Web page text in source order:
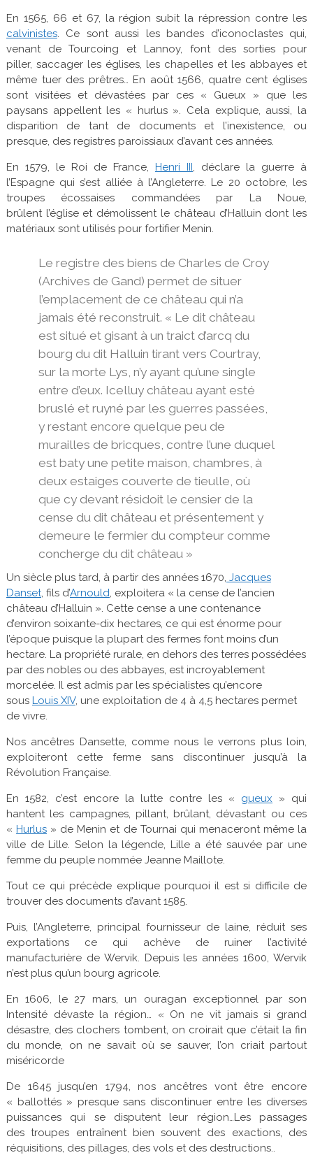
En 1565, 66 et 67, la région subit la répression contre les
calvinistes. Ce sont aussi les bandes d’iconoclastes qui,
venant de Tourcoing et Lannoy, font des sorties pour
piller, saccager les églises, les chapelles et les abbayes et
même tuer des prêtres… En août 1566, quatre cent églises
sont visitées et dévastées par ces « Gueux » que les
paysans appellent les « hurlus ». Cela explique, aussi, la
disparition de tant de documents et l’inexistence, ou
presque, des registres paroissiaux d’avant ces années.
En 1579, le Roi de France, Henri III, déclare la guerre à
l’Espagne qui s’est alliée à l’Angleterre. Le 20 octobre, les
troupes écossaises commandées par La Noue,
brûlent l’église et démolissent le château d’Halluin dont les
matériaux sont utilisés pour fortifier Menin.
Le registre des biens de Charles de Croy
(Archives de Gand) permet de situer
l’emplacement de ce château qui n’a
jamais été reconstruit. « Le dit château
est situé et gisant à un traict d’arcq du
bourg du dit Halluin tirant vers Courtray,
sur la morte Lys, n’y ayant qu’une single
entre d’eux. Icelluy château ayant esté
bruslé et ruyné par les guerres passées,
y restant encore quelque peu de
murailles de bricques, contre l’une duquel
est baty une petite maison, chambres, à
deux estaiges couverte de tieulle, où
que cy devant résidoit le censier de la
cense du dit château et présentement y
demeure le fermier du compteur comme
concherge du dit château »
Un siècle plus tard, à partir des années 1670, Jacques
Danset, fils d’Arnould, exploitera « la cense de l’ancien
château d’Halluin ». Cette cense a une contenance
d’environ soixante-dix hectares, ce qui est énorme pour
l’époque puisque la plupart des fermes font moins d’un
hectare. La propriété rurale, en dehors des terres possédées
par des nobles ou des abbayes, est incroyablement
morcelée. Il est admis par les spécialistes qu’encore
sous Louis XIV, une exploitation de 4 à 4,5 hectares permet
de vivre.
Nos ancêtres Dansette, comme nous le verrons plus loin,
exploiteront cette ferme sans discontinuer jusqu’à la
Révolution Française.
En 1582, c’est encore la lutte contre les « gueux » qui
hantent les campagnes, pillant, brûlant, dévastant ou ces
«Hurlus » de Menin et de Tournai qui menaceront même la
ville de Lille. Selon la légende, Lille a été sauvée par une
femme du peuple nommée Jeanne Maillote.
Tout ce qui précède explique pourquoi il est si difficile de
trouver des documents d’avant 1585.
Puis, l’Angleterre, principal fournisseur de laine, réduit ses
exportations ce qui achève de ruiner l’activité
manufacturière de Wervik. Depuis les années 1600, Wervik
n’est plus qu’un bourg agricole.
En 1606, le 27 mars, un ouragan exceptionnel par son
Intensité dévaste la région… « On ne vit jamais si grand
désastre, des clochers tombent, on croirait que c’était la fin
du monde, on ne savait où se sauver, l’on criait partout
miséricorde
De 1645 jusqu’en 1794, nos ancêtres vont être encore
« ballottés » presque sans discontinuer entre les diverses
puissances qui se disputent leur région…Les passages
des troupes entraînent bien souvent des exactions, des
réquisitions, des pillages, des vols et des destructions..